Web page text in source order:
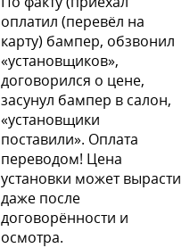
оплатил (перевёл на
карту) бампер, обзвонил
«установщиков»,
договорился о цене,
засунул бампер в салон,
«установщики
поставили». Оплата
переводом! Цена
установки может вырасти
даже после
договорённости и
осмотра.